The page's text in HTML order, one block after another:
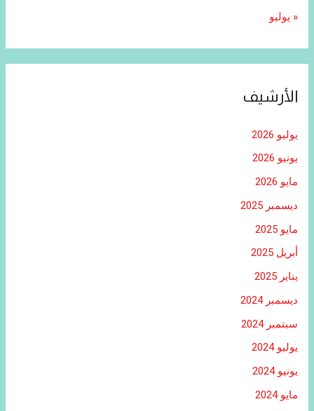
« يوليو
الأرشيف
يوليو 2026
يونيو 2026
مايو 2026
ديسمبر 2025
مايو 2025
أبريل 2025
يناير 2025
ديسمبر 2024
سبتمبر 2024
يوليو 2024
يونيو 2024
مايو 2024